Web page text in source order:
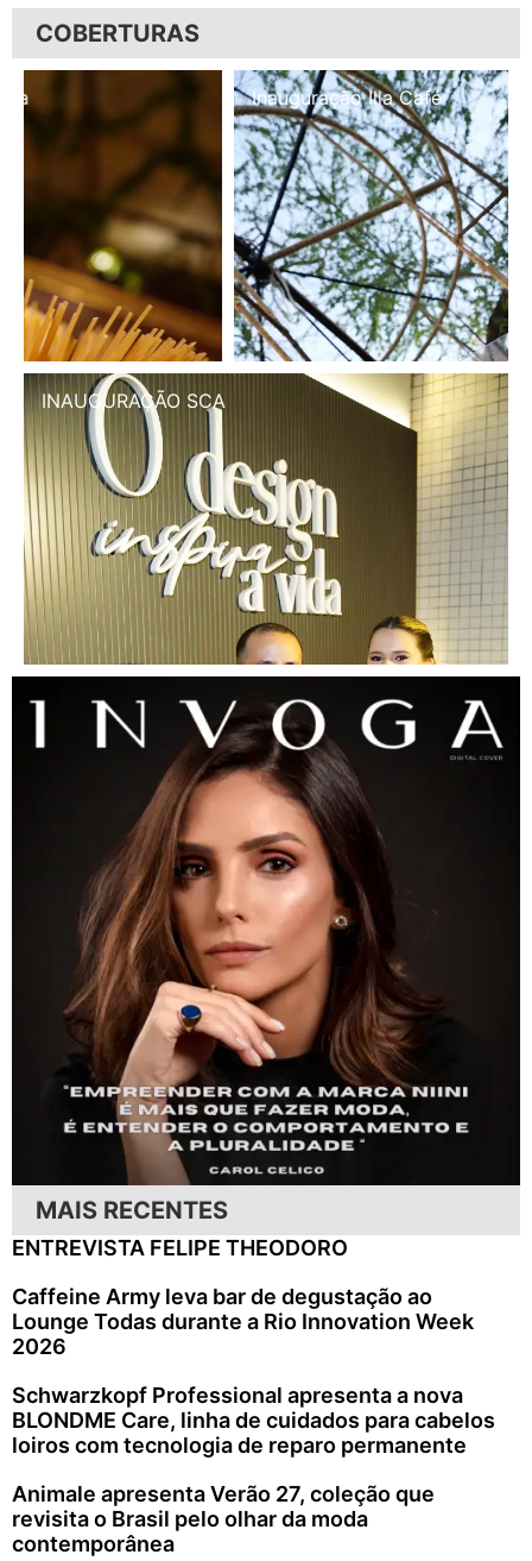
COBERTURAS
Inauguração Illa Café
INAUGURAÇÃO SCA
MAIS RECENTES
ENTREVISTA FELIPE THEODORO
Caffeine Army leva bar de degustação ao
Lounge Todas durante a Rio Innovation Week
2026
Schwarzkopf Professional apresenta a nova
BLONDME Care, linha de cuidados para cabelos
loiros com tecnologia de reparo permanente
Animale apresenta Verão 27, coleção que
revisita o Brasil pelo olhar da moda
contemporânea